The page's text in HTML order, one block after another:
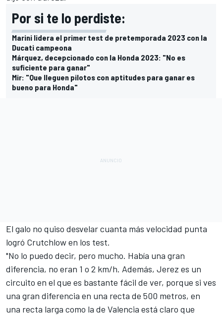
Por si te lo perdiste:
Marini lidera el primer test de pretemporada 2023 con la
Ducati campeona
Márquez, decepcionado con la Honda 2023: "No es
suficiente para ganar"
Mir: "Que lleguen pilotos con aptitudes para ganar es
bueno para Honda"
El galo no quiso desvelar cuanta más velocidad punta
logró Crutchlow en los test.
"No lo puedo decir, pero mucho. Había una gran
diferencia, no eran 1 o 2 km/h. Además, Jerez es un
circuito en el que es bastante fácil de ver, porque si ves
una gran diferencia en una recta de 500 metros, en
una recta larga como la de Valencia está claro que